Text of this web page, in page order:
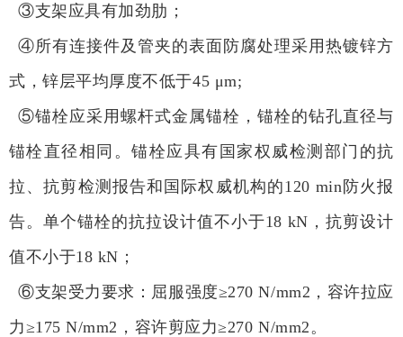
③支架应具有加劲肋；
④所有连接件及管夹的表面防腐处理采用热镀锌方
式，锌层平均厚度不低于45 μm;
⑤锚栓应采用螺杆式金属锚栓，锚栓的钻孔直径与
锚栓直径相同。锚栓应具有国家权威检测部门的抗
拉、抗剪检测报告和国际权威机构的120 min防火报
告。单个锚栓的抗拉设计值不小于18 kN，抗剪设计
值不小于18 kN；
⑥支架受力要求：屈服强度≥270 N/mm2，容许拉应
力≥175 N/mm2，容许剪应力≥270 N/mm2。